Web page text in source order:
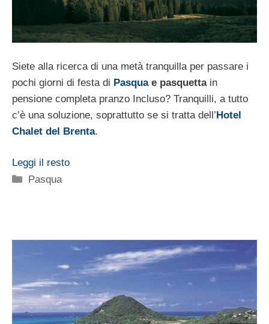
Siete alla ricerca di una metà tranquilla per passare i
pochi giorni di festa di Pasquae pasquettain
pensione completa pranzo Incluso? Tranquilli, a tutto
c’è una soluzione, soprattutto se si tratta dell’Hotel
Chalet del Brenta.
Leggi il resto
Categorie
Pasqua